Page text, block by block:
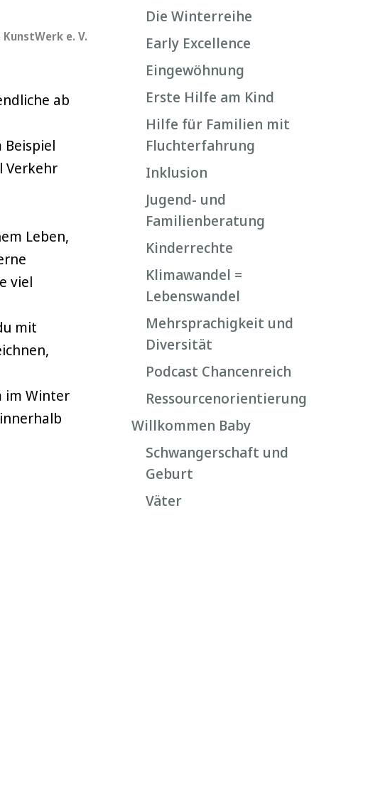
e. V.
ab
Verkehr
Leben,
viel
mit
im Winter
Die Winterreihe
Early Excellence
Eingewöhnung
Erste Hilfe am Kind
Hilfe für Familien mit
Fluchterfahrung
Inklusion
Jugend- und
Familienberatung
Kinderrechte
Klimawandel =
Lebenswandel
Mehrsprachigkeit und
Diversität
Podcast Chancenreich
Ressourcenorientierung
Willkommen Baby
Schwangerschaft und
Geburt
Väter